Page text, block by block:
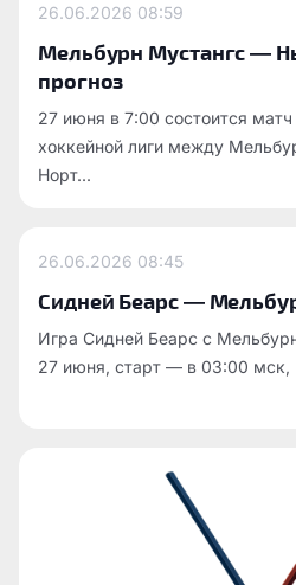
26.06.2026 08:59
Мельбурн Мустангс —
прогноз
27 июня в 7:00 состоится
хоккейной лиги между
Норт...
26.06.2026 08:45
Сидней Беарс —
Игра Сидней Беарс с
27 июня, старт — в 03:00 мск,